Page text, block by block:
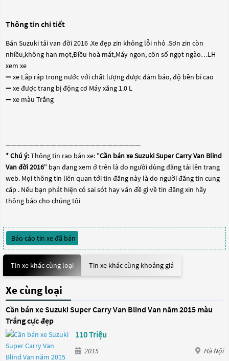
Thông tin chi tiết
Bán Suzuki tải van đời 2016 .Xe đẹp zin không lỗi nhỏ .Sơn zin còn
nhiều,không han mọt,Điều hoà mát,Máy ngon, côn số ngọt ngào…LH
xem xe
➖ xe Lắp ráp trong nước với chất lượng được đảm bảo, độ bền bỉ cao
➖ xe được trang bị động cơ Máy xăng 1.0 L
➖ xe màu Trắng
————————————————————————
* Chú ý:Thông tin rao bán xe: "Cần bán xe Suzuki Super Carry Van Blind
Van đời 2016" bạn đang xem ở trên là do người dùng đăng tải lên trang
web. Mọi thông tin liên quan tới tin đăng này là do người đăng tin cung
cấp . Nếu bạn phát hiện có sai sót hay vấn đề gì về tin đăng xin hãy
thông báo cho chúng tôi
Báo cáo tin xe đã bán
Tin xe khác cùng loại Tin xe khác cùng khoảng giá
Xe cùng loại
Cần bán xe Suzuki Super Carry Van Blind Van năm 2015 màu
Trắng cực đẹp
110 Triệu
2015 Hà Nội